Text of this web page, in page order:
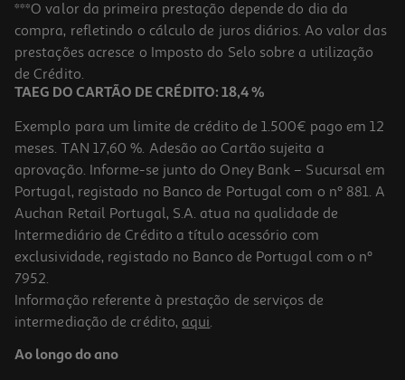
***O valor da primeira prestação depende do dia da
compra, refletindo o cálculo de juros diários. Ao valor das
prestações acresce o Imposto do Selo sobre a utilização
de Crédito.
TAEG DO CARTÃO DE CRÉDITO: 18,4 %
Exemplo para um limite de crédito de 1.500€ pago em 12
meses. TAN 17,60 %. Adesão ao Cartão sujeita a
aprovação. Informe-se junto do Oney Bank – Sucursal em
Portugal, registado no Banco de Portugal com o nº 881. A
Auchan Retail Portugal, S.A. atua na qualidade de
Intermediário de Crédito a título acessório com
exclusividade, registado no Banco de Portugal com o nº
7952.
Informação referente à prestação de serviços de
intermediação de crédito, aqui.
Ao longo do ano